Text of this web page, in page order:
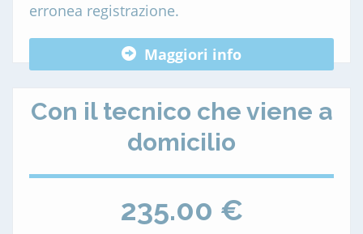
erronea registrazione.
Maggiori info
Con il tecnico che viene a
domicilio
235.00 €